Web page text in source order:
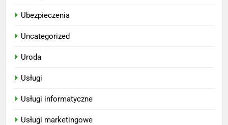
Ubezpieczenia
Uncategorized
Uroda
Usługi
Usługi informatyczne
Usługi marketingowe